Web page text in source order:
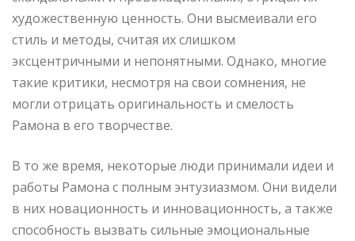
художественную ценность. Они высмеивали его
стиль и методы, считая их слишком
эксцентричными и непонятными. Однако, многие
такие критики, несмотря на свои сомнения, не
могли отрицать оригинальность и смелость
Рамона в его творчестве.
В то же время, некоторые люди принимали идеи и
работы Рамона с полным энтузиазмом. Они видели
в них новационность и инновационность, а также
способность вызвать сильные эмоциональные